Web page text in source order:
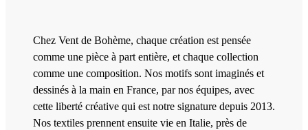
Chez Vent de Bohème, chaque création est pensée
comme une pièce à part entière, et chaque collection
comme une composition. Nos motifs sont imaginés et
dessinés à la main en France, par nos équipes, avec
cette liberté créative qui est notre signature depuis 2013.
Nos textiles prennent ensuite vie en Italie, près de